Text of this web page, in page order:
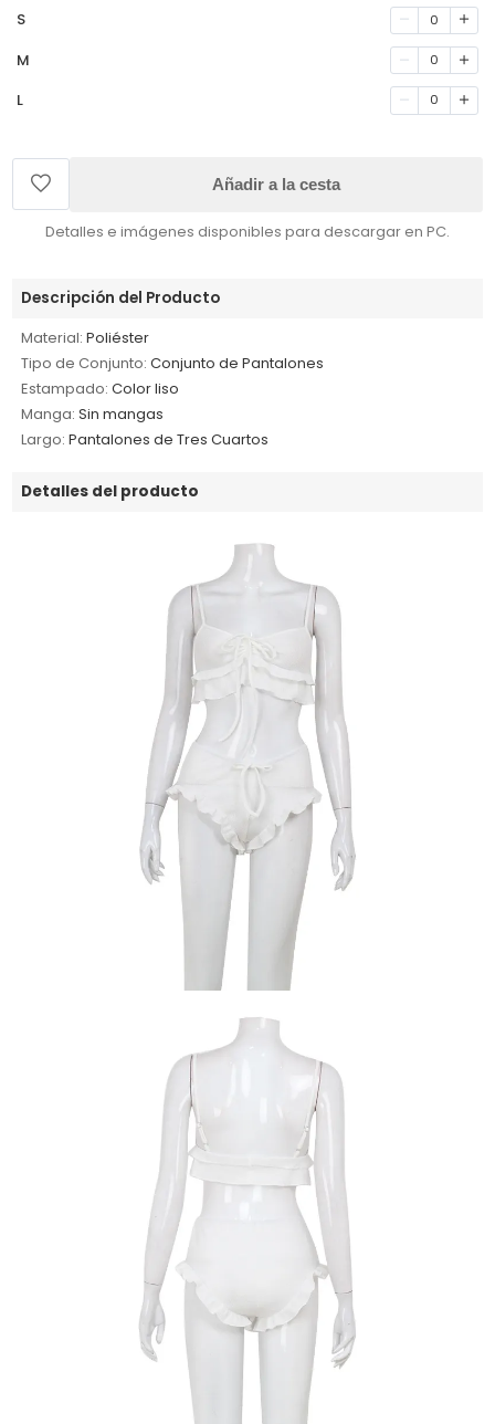
S 0
M 0
L 0
Añadir a la cesta
Detalles e imágenes disponibles para descargar en PC.
Descripción del Producto
Material: Poliéster
Tipo de Conjunto: Conjunto de Pantalones
Estampado: Color liso
Manga: Sin mangas
Largo: Pantalones de Tres Cuartos
Detalles del producto